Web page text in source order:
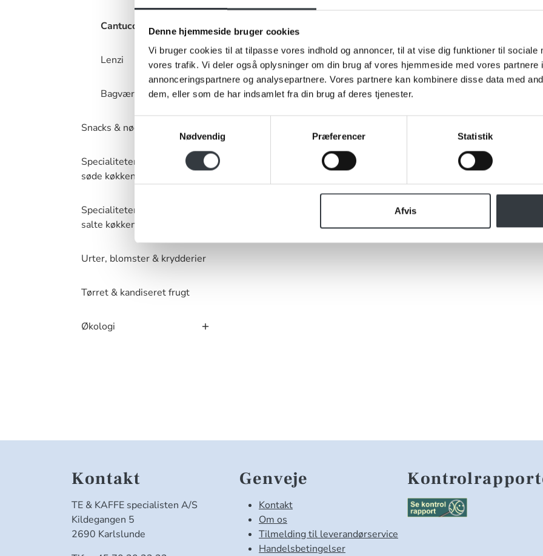
Denne hjemmeside bruger cookies
Vi bruger cookies til at tilpasse vores indhold og annoncer, til at vise dig funktioner til sociale
vores trafik. Vi deler også oplysninger om din brug af vores hjemmeside med vores partnere
annonceringspartnere og analysepartnere. Vores partnere kan kombinere disse data med
dem, eller som de har indsamlet fra din brug af deres tjenester.
Nødvendig
Præferencer Statistik
Afvis
Cantuccini
Lenzi
Bagværk
Snacks & nødder
Specialiteter – det
søde køkken
Specialiteter – det
salte køkken
Urter, blomster & krydderier
Tørret & kandiseret frugt
Økologi
Kontakt
TE & KAFFE specialisten A/S
Kildegangen 5
2690 Karlslunde
Genveje
Kontakt
Om os
Tilmelding til leverandørservice
Handelsbetingelser